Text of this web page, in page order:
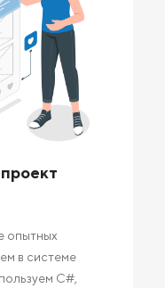
опытных
в системе
C#,